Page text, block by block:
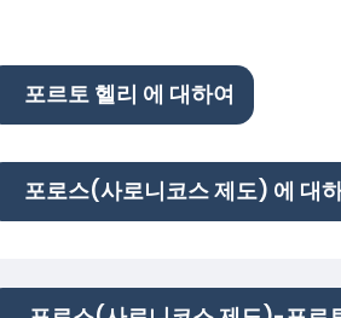
포르토 헬리 에 대하여
포로스(사로니코스 제도) 에 대